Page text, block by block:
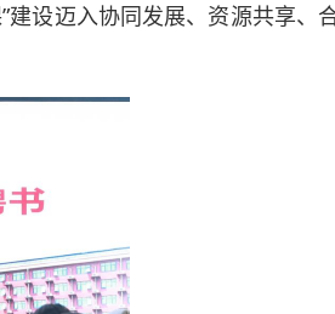
建设迈入协同发展、资源共享、